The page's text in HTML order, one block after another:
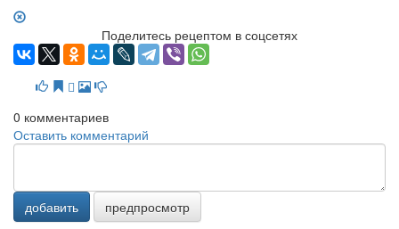
Поделитесь рецептом в соцсетях
0 комментариев
Оставить комментарий
добавить предпросмотр